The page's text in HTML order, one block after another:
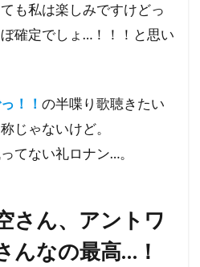
も私は楽しみですけどっ
確定でしょ…！！！と思い
！！ の半喋り歌聴きたい
じゃないけど。
てない礼ロナン…。
さん、アントワ
んなの最高…！